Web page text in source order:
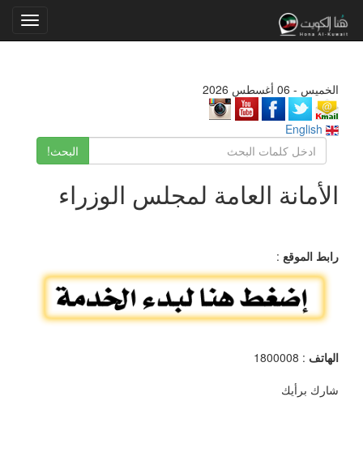
الخميس - 06 أغسطس 2026
البحث!
الأمانة العامة لمجلس الوزراء
رابط الموقع :
الهاتف : 1800008
شارك برأيك